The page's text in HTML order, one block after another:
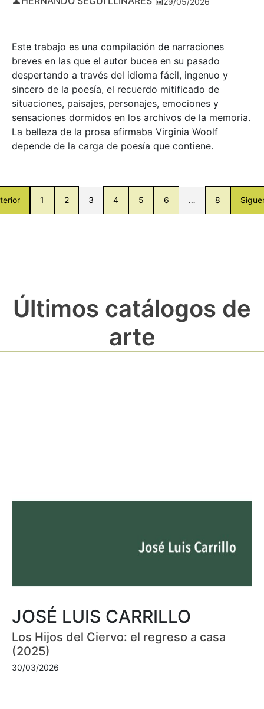
Este trabajo es una compilación de narraciones
breves en las que el autor bucea en su pasado
despertando a través del idioma fácil, ingenuo y
sincero de la poesía, el recuerdo mitificado de
situaciones, paisajes, personajes, emociones y
sensaciones dormidos en los archivos de la memoria.
La belleza de la prosa afirmaba Virginia Woolf
depende de la carga de poesía que contiene.
1 2 3 4 5 6 … 8
Últimos catálogos de
arte
JOSÉ LUIS CARRILLO
Los Hijos del Ciervo: el regreso a casa
(2025)
30/03/2026